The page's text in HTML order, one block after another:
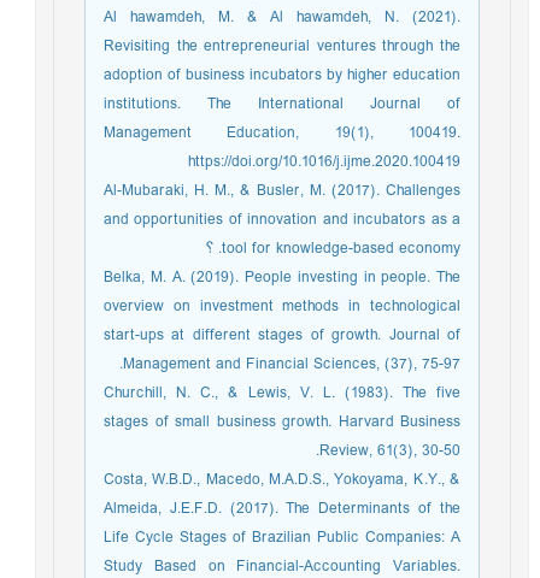
Al hawamdeh, M. & Al hawamdeh, N. (2021).
Revisiting the entrepreneurial ventures through the
adoption of business incubators by higher education
institutions. The International Journal of
Management Education, 19(1), 100419.
https://doi.org/10.1016/j.ijme.2020.100419
Al-Mubaraki, H. M., & Busler, M. (2017). Challenges
and opportunities of innovation and incubators as a
tool for knowledge-based economy. ؟
Belka, M. A. (2019). People investing in people. The
overview on investment methods in technological
start-ups at different stages of growth. Journal of
Management and Financial Sciences, (37), 75-97.
Churchill, N. C., & Lewis, V. L. (1983). The five
stages of small business growth. Harvard Business
Review, 61(3), 30-50.
Costa, W.B.D., Macedo, M.A.D.S., Yokoyama, K.Y., &
Almeida, J.E.F.D. (2017). The Determinants of the
Life Cycle Stages of Brazilian Public Companies: A
Study Based on Financial-Accounting Variables.